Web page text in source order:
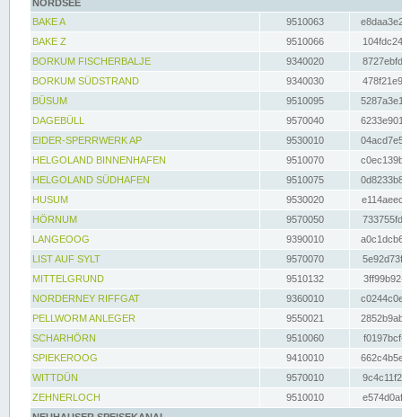
NORDSEE
BAKE A
9510063
BAKE Z
9510066
BORKUM FISCHERBALJE
9340020
BORKUM SÜDSTRAND
9340030
BÜSUM
9510095
DAGEBÜLL
9570040
EIDER-SPERRWERK AP
9530010
HELGOLAND BINNENHAFEN
9510070
HELGOLAND SÜDHAFEN
9510075
HUSUM
9530020
HÖRNUM
9570050
LANGEOOG
9390010
LIST AUF SYLT
9570070
MITTELGRUND
9510132
NORDERNEY RIFFGAT
9360010
PELLWORM ANLEGER
9550021
SCHARHÖRN
9510060
SPIEKEROOG
9410010
WITTDÜN
9570010
ZEHNERLOCH
9510010